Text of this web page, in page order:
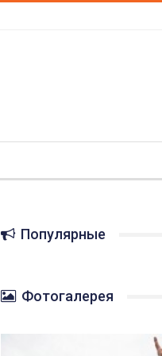
Популярные
Фотогалерея